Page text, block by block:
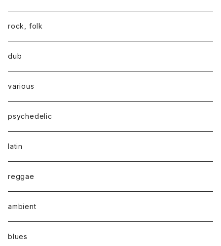
rock, folk
dub
various
psychedelic
latin
reggae
ambient
blues